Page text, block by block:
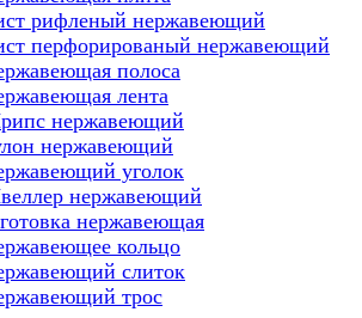
рифленый нержавеющий
перфорированый нержавеющий
полоса
лента
нержавеющий
нержавеющий
уголок
нержавеющий
нержавеющая
кольцо
слиток
трос